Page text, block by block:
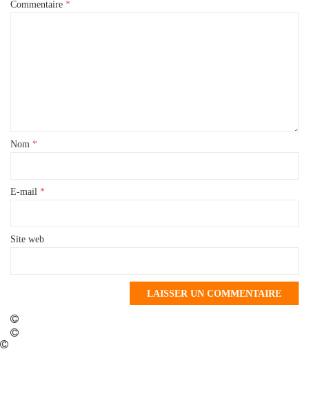
Commentaire *
Nom *
E-mail *
Site web